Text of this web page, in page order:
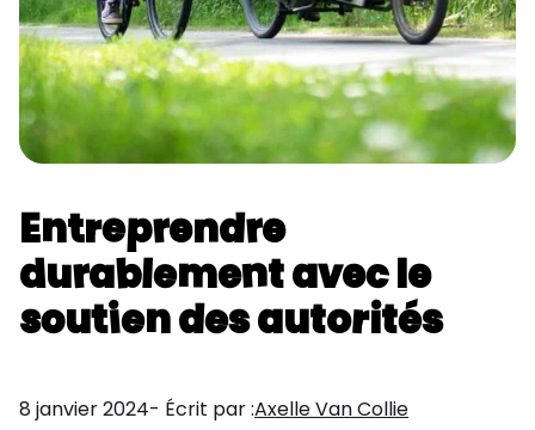
Entreprendre
durablement avec le
soutien des autorités
8 janvier 2024- Écrit par :Axelle Van Collie